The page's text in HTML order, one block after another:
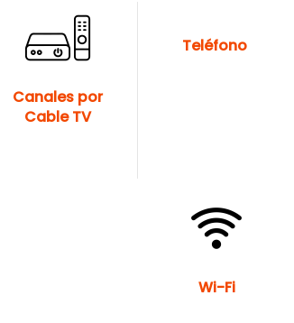
Canales por
Cable TV
Teléfono
Wi-Fi